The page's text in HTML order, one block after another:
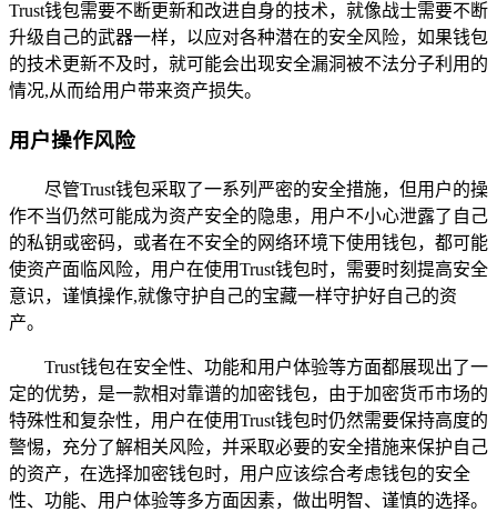
Trust钱包需要不断更新和改进自身的技术，就像战士需要不断
升级自己的武器一样，以应对各种潜在的安全风险，如果钱包
的技术更新不及时，就可能会出现安全漏洞被不法分子利用的
情况,从而给用户带来资产损失。
用户操作风险
尽管Trust钱包采取了一系列严密的安全措施，但用户的操
作不当仍然可能成为资产安全的隐患，用户不小心泄露了自己
的私钥或密码，或者在不安全的网络环境下使用钱包，都可能
使资产面临风险，用户在使用Trust钱包时，需要时刻提高安全
意识，谨慎操作,就像守护自己的宝藏一样守护好自己的资
产。
Trust钱包在安全性、功能和用户体验等方面都展现出了一
定的优势，是一款相对靠谱的加密钱包，由于加密货币市场的
特殊性和复杂性，用户在使用Trust钱包时仍然需要保持高度的
警惕，充分了解相关风险，并采取必要的安全措施来保护自己
的资产，在选择加密钱包时，用户应该综合考虑钱包的安全
性、功能、用户体验等多方面因素，做出明智、谨慎的选择。